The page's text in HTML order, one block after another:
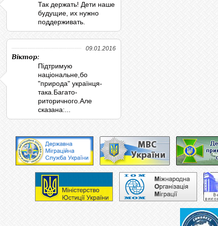
Так держать! Дети наше
будущие, их нужно
поддерживать.
09.01.2016
Віктор:
Підтримую
національне,бо
"природа" українця-
така.Багато-
риторичного.Але
сказана:...